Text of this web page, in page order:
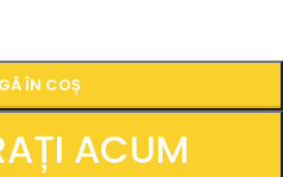
ÎN COȘ
ACUM